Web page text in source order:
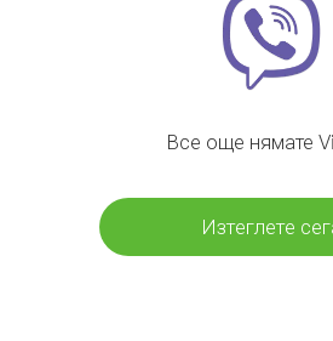
Все още нямате
Изтеглете